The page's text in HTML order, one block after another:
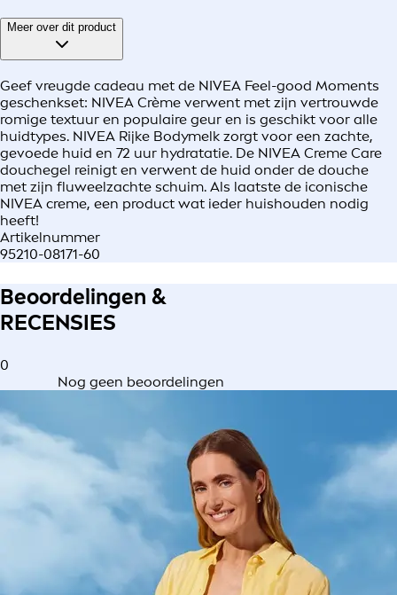
Meer over dit product
Geef vreugde cadeau met de NIVEA Feel-good Moments
geschenkset: NIVEA Crème verwent met zijn vertrouwde
romige textuur en populaire geur en is geschikt voor alle
huidtypes. NIVEA Rijke Bodymelk zorgt voor een zachte,
gevoede huid en 72 uur hydratatie. De NIVEA Creme Care
douchegel reinigt en verwent de huid onder de douche
met zijn fluweelzachte schuim. Als laatste de iconische
NIVEA creme, een product wat ieder huishouden nodig
heeft!
Artikelnummer
95210-08171-60
Beoordelingen &
RECENSIES
0
Nog geen beoordelingen